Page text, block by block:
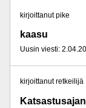
kirjoittanut pike
kaasu
Uusin viesti:
kirjoittanut retkeilijä